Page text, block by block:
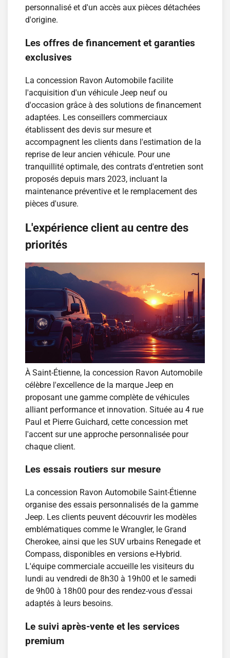
personnalisé et d'un accès aux pièces détachées
d'origine.
Les offres de financement et garanties
exclusives
La concession Ravon Automobile facilite
l'acquisition d'un véhicule Jeep neuf ou
d'occasion grâce à des solutions de financement
adaptées. Les conseillers commerciaux
établissent des devis sur mesure et
accompagnent les clients dans l'estimation de la
reprise de leur ancien véhicule. Pour une
tranquillité optimale, des contrats d'entretien sont
proposés depuis mars 2023, incluant la
maintenance préventive et le remplacement des
pièces d'usure.
L'expérience client au centre des
priorités
À Saint-Étienne, la concession Ravon Automobile
célèbre l'excellence de la marque Jeep en
proposant une gamme complète de véhicules
alliant performance et innovation. Située au 4 rue
Paul et Pierre Guichard, cette concession met
l'accent sur une approche personnalisée pour
chaque client.
Les essais routiers sur mesure
La concession Ravon Automobile Saint-Étienne
organise des essais personnalisés de la gamme
Jeep. Les clients peuvent découvrir les modèles
emblématiques comme le Wrangler, le Grand
Cherokee, ainsi que les SUV urbains Renegade et
Compass, disponibles en versions e-Hybrid.
L'équipe commerciale accueille les visiteurs du
lundi au vendredi de 8h30 à 19h00 et le samedi
de 9h00 à 18h00 pour des rendez-vous d'essai
adaptés à leurs besoins.
Le suivi après-vente et les services
premium